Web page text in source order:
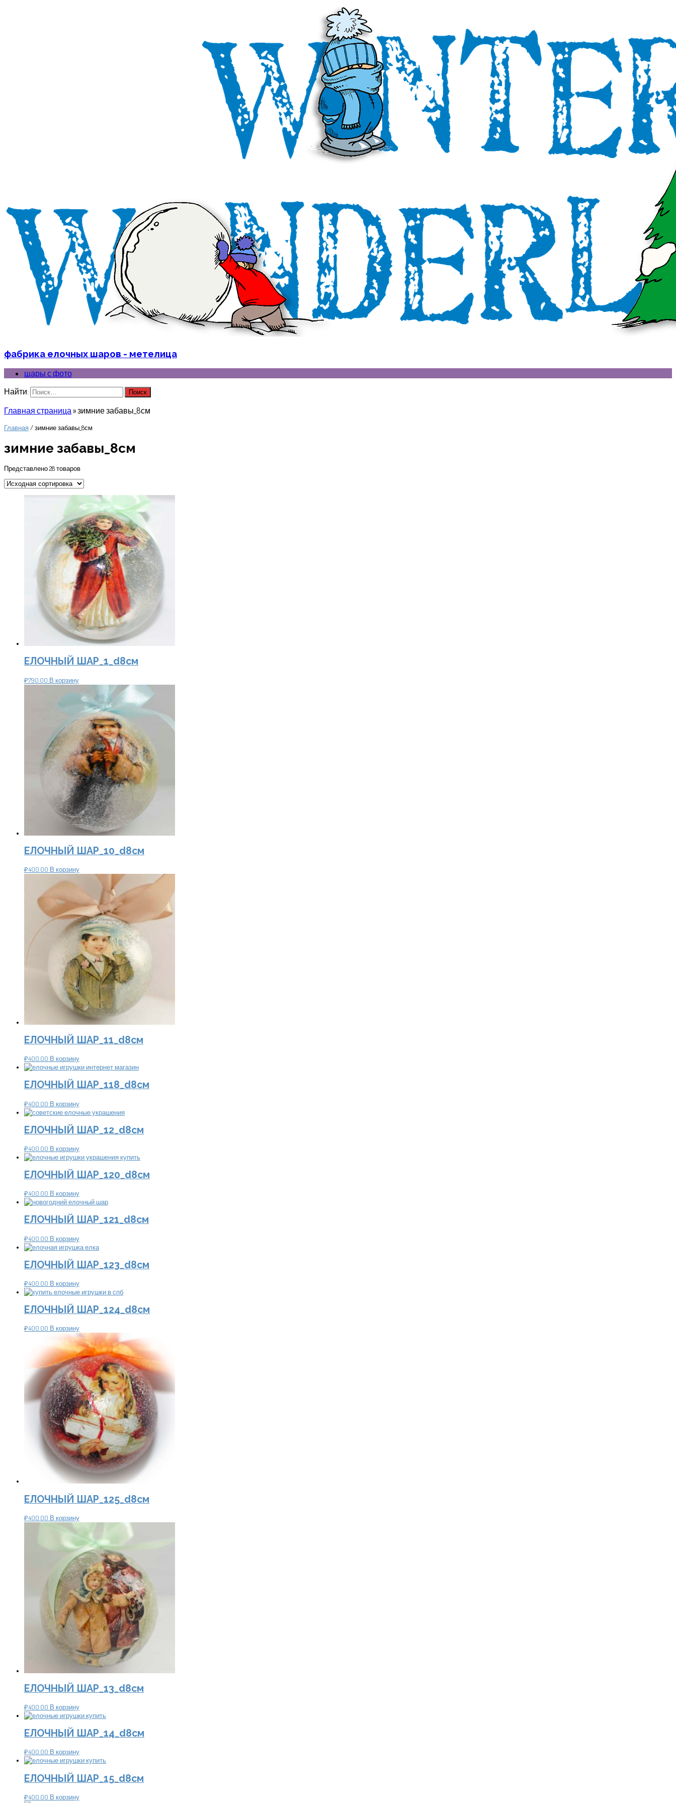
фабрика елочных шаров - метелица
шары с фото
Найти:
Главная страница»зимние забавы_8см
Главная/ зимние забавы_8см
зимние забавы_8см
Представлено 28 товаров
ЕЛОЧНЫЙ ШАР_1_d8см
₽790.00 В корзину
ЕЛОЧНЫЙ ШАР_10_d8см
₽400.00 В корзину
ЕЛОЧНЫЙ ШАР_11_d8см
₽400.00 В корзину
ЕЛОЧНЫЙ ШАР_118_d8см
₽400.00 В корзину
ЕЛОЧНЫЙ ШАР_12_d8см
₽400.00 В корзину
ЕЛОЧНЫЙ ШАР_120_d8см
₽400.00 В корзину
ЕЛОЧНЫЙ ШАР_121_d8см
₽400.00 В корзину
ЕЛОЧНЫЙ ШАР_123_d8см
₽400.00 В корзину
ЕЛОЧНЫЙ ШАР_124_d8см
₽400.00 В корзину
ЕЛОЧНЫЙ ШАР_125_d8см
₽400.00 В корзину
ЕЛОЧНЫЙ ШАР_13_d8см
₽400.00 В корзину
ЕЛОЧНЫЙ ШАР_14_d8см
₽400.00 В корзину
ЕЛОЧНЫЙ ШАР_15_d8см
₽400.00 В корзину